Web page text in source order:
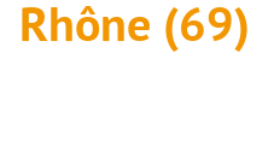
Rhône (69)